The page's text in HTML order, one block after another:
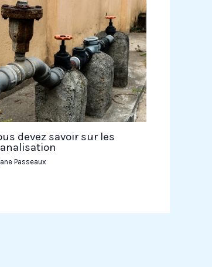
devez savoir sur les
Passeaux